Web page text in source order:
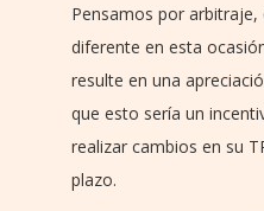
Pensamos por
diferente en esta
resulte en una
que esto sería un
realizar cambios en su
plazo.